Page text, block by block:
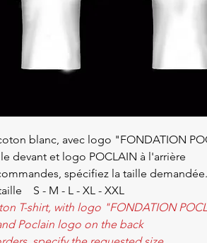
blanc, avec logo "FONDATION
devant et logo POCLAIN à l'arrière
spécifiez la taille demandée.
S - M - L - XL - XXL
T-shirt, with logo "FONDATION
Poclain logo on the back